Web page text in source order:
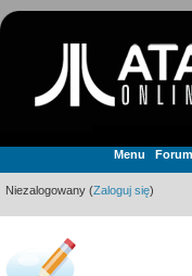
Menu Forum
Niezalogowany (Zaloguj się)